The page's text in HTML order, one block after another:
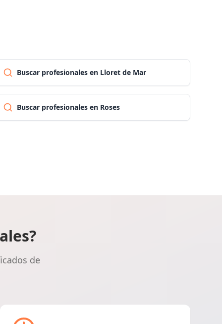
Palencia
Buscar profesionales en Lloret de Mar
Buscar profesionales en Roses
de